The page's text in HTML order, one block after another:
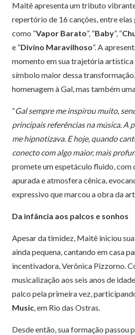
Maitê apresenta um tributo
repertório de 16 canções, entre elas
como “Vapor Barato”, “Baby”, “
e “Divino Maravilhoso”. A
momento em sua trajetória artística
símbolo maior dessa
homenagem à Gal, mas também
“Gal sempre me inspirou muito,
principais referências na música. A
me hipnotizava. E hoje, quando
conecto com algo maior, mais
promete um espetáculo fluido, com
apurada e atmosfera cênica,
expressivo que marcou a obra da
Da infância aos palcos e sonhos
Apesar da timidez, Maitê iniciou
ainda pequena, cantando em casa
incentivadora, Verônica Pizzorno.
musicalização aos seis anos de
palco pela primeira vez,
Music, em Rio das Ostras.
Desde então, sua formação passou